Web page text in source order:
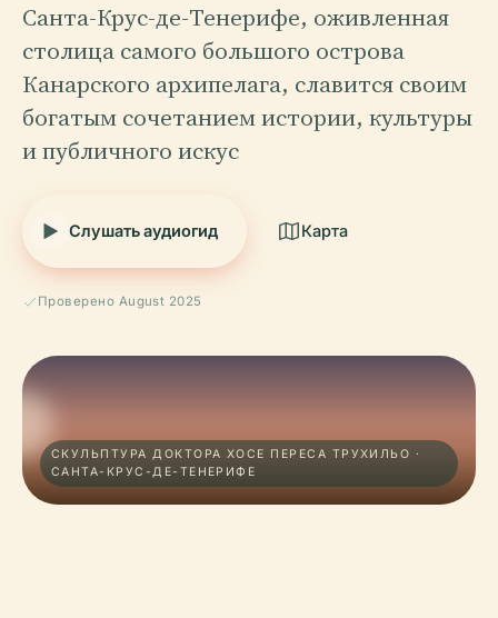
Санта-Крус-де-Тенерифе, оживленная
столица самого большого острова
Канарского архипелага, славится своим
богатым сочетанием истории, культуры
и публичного искус
Слушать аудиогид Карта
Проверено August 2025
СКУЛЬПТУРА ДОКТОРА ХОСЕ ПЕРЕСА ТРУХИЛЬО ·
САНТА-КРУС-ДЕ-ТЕНЕРИФЕ